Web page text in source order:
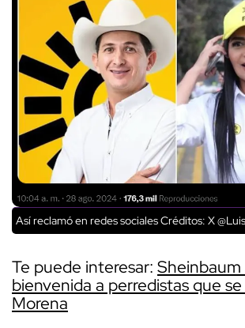
Así reclamó en redes socialesCréditos: X
Te puede interesar: Sheinbaum
bienvenida a perredistas que
Morena